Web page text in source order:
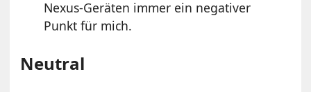
Nexus-Geräten immer ein negativer
Punkt für mich.
Neutral